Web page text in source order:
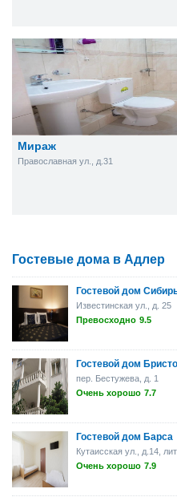
Мираж
Православная ул., д.31
Гостевые дома в Адлер
Гостевой дом
Известинская ул., д. 25
Превосходно 9.5
Гостевой дом
пер. Бестужева, д. 1
Очень хорошо 7.7
Гостевой дом Барса
Кутаисская ул., д.14,
Очень хорошо 7.9